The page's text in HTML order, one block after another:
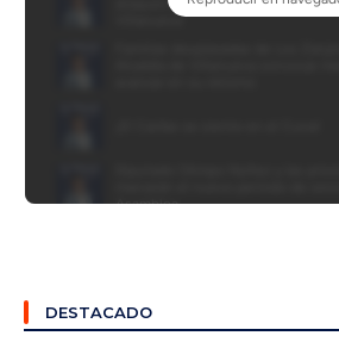
DESTACADO